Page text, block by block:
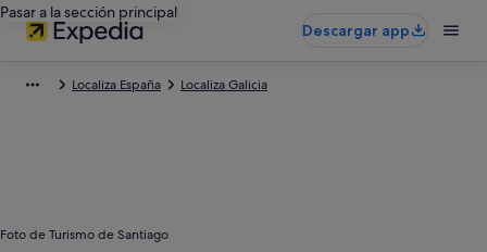
Pasar a la sección principal
Descargar app
Localiza España Localiza Galicia
Foto de Turismo de Santiago